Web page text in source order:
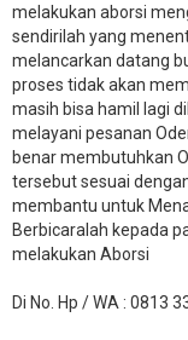
melakukan aborsi
sendirilah yang
melancarkan datang
proses tidak akan
masih bisa hamil lagi
melayani pesanan
benar membutuhkan
tersebut sesuai
membantu untuk
Berbicaralah kepada
melakukan Aborsi
Di No. Hp / WA : 0813